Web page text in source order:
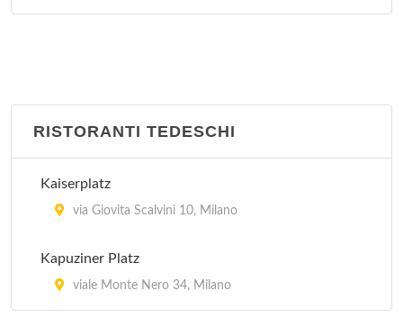
RISTORANTI TEDESCHI
Kaiserplatz
via Giovita Scalvini 10, Milano
Kapuziner Platz
viale Monte Nero 34, Milano